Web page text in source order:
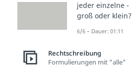
jeder einzelne -
groß oder klein?
6/6 – Dauer: 01:11
Rechtschreibung
Formulierungen mit "alle"